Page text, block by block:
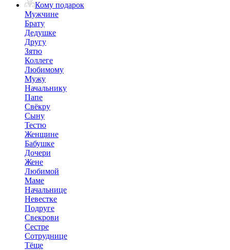
Кому подарок
Мужчине
Брату
Дедушке
Другу
Зятю
Коллеге
Любимому
Мужу
Начальнику
Папе
Свёкру
Сыну
Тестю
Женщине
Бабушке
Дочери
Жене
Любимой
Маме
Начальнице
Невестке
Подруге
Свекрови
Сестре
Сотруднице
Тёще